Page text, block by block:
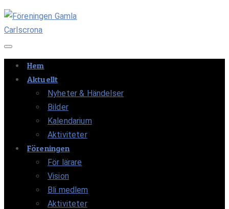
Navigation av/på
Hem
Aktuellt
Nyheter & Händelser
Bilder
Kalendarium
Aktiviteter
Föreningen
För lärare
Vision
Bli medlem
Aktiviteter